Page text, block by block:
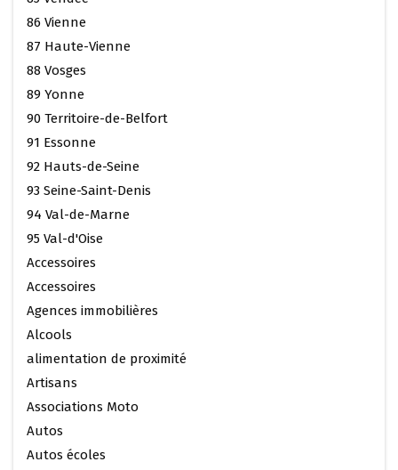
86 Vienne
87 Haute-Vienne
88 Vosges
89 Yonne
90 Territoire-de-Belfort
91 Essonne
92 Hauts-de-Seine
93 Seine-Saint-Denis
94 Val-de-Marne
95 Val-d'Oise
Accessoires
Accessoires
Agences immobilières
Alcools
alimentation de proximité
Artisans
Associations Moto
Autos
Autos écoles